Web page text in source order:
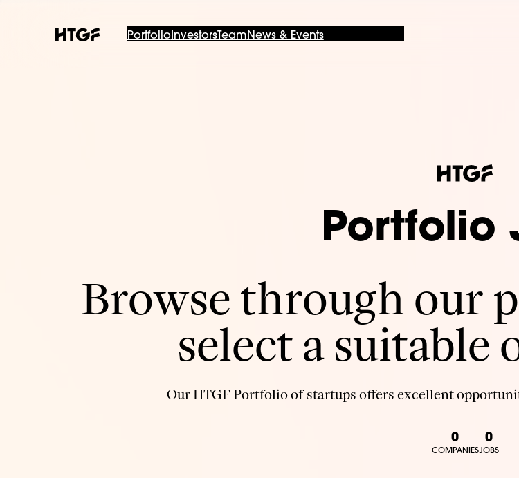
PortfolioInvestorsTeam News & Events
Portfolio
Browse through our
select a suitable
Our HTGF Portfolio of startups offers excellent
0
COMPANIES
0
JOBS